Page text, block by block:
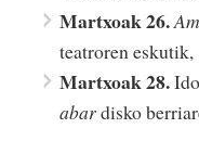
Martxoak 26.
teatroren
Martxoak 28.
abardisko